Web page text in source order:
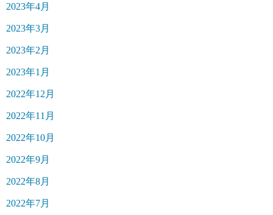
2023年4月
2023年3月
2023年2月
2023年1月
2022年12月
2022年11月
2022年10月
2022年9月
2022年8月
2022年7月